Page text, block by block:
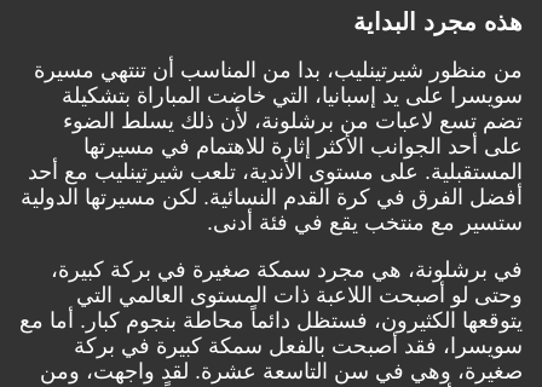
هذه مجرد البداية
من منظور شيرتينليب، بدا من المناسب أن تنتهي مسيرة
سويسرا على يد إسبانيا، التي خاضت المباراة بتشكيلة
تضم تسع لاعبات من برشلونة، لأن ذلك يسلط الضوء
على أحد الجوانب الأكثر إثارة للاهتمام في مسيرتها
المستقبلية. على مستوى الأندية، تلعب شيرتينليب مع أحد
أفضل الفرق في كرة القدم النسائية. لكن مسيرتها الدولية
ستسير مع منتخب يقع في فئة أدنى.
في برشلونة، هي مجرد سمكة صغيرة في بركة كبيرة،
وحتى لو أصبحت اللاعبة ذات المستوى العالمي التي
يتوقعها الكثيرون، فستظل دائماً محاطة بنجوم كبار. أما مع
سويسرا، فقد أصبحت بالفعل سمكة كبيرة في بركة
صغيرة، وهي في سن التاسعة عشرة. لقد واجهت، ومن